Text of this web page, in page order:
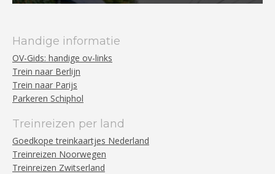
Handige informatie
OV-Gids: handige ov-links
Trein naar Berlijn
Trein naar Parijs
Parkeren Schiphol
Treinreizen per land
Goedkope treinkaartjes Nederland
Treinreizen Noorwegen
Treinreizen Zwitserland